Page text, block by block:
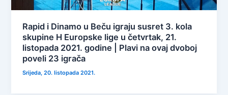
Rapid i Dinamo u Beču igraju susret 3. kola
skupine H Europske lige u četvrtak, 21.
listopada 2021. godine | Plavi na ovaj dvoboj
poveli 23 igrača
Srijeda, 20. listopada 2021.